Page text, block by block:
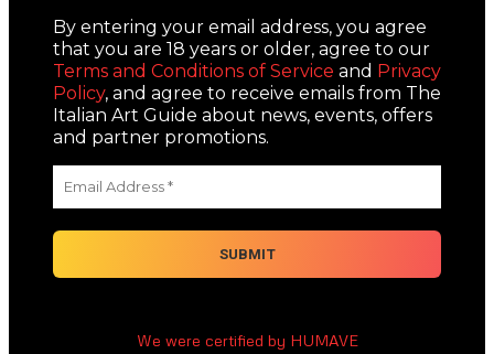
By entering your email address, you agree
that you are 18 years or older, agree to our
Terms and Conditions of Service and Privacy
Policy, and agree to receive emails from The
Italian Art Guide about news, events, offers
and partner promotions.
We were certified by HUMAVE